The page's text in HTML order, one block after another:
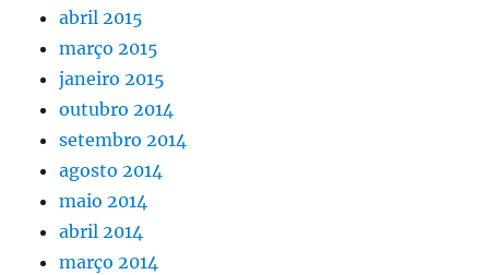
abril 2015
março 2015
janeiro 2015
outubro 2014
setembro 2014
agosto 2014
maio 2014
abril 2014
março 2014